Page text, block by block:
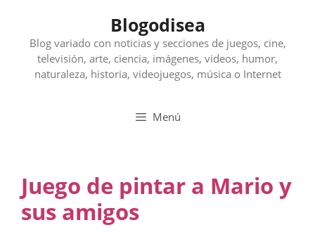
contenido
Blogodisea
Blog variado con noticias y secciones de juegos, cine,
televisión, arte, ciencia, imágenes, videos, humor,
naturaleza, historia, videojuegos, música o Internet
Menú
Juego de pintar a Mario y
sus amigos